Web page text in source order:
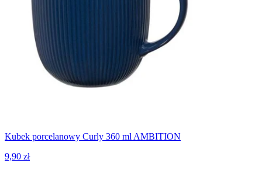
Kubek porcelanowy Curly 360 ml AMBITION
9,90 zł